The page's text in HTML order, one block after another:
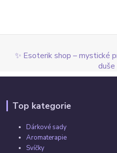
✨ Esoterik shop – mystické
duše
Top kategorie
Dárkové sady
Aromaterapie
Svíčky